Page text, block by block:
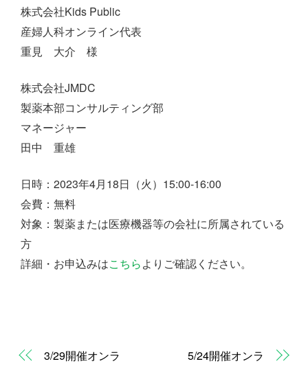
株式会社Kids Public
産婦人科オンライン代表
重見 大介 様
株式会社JMDC
製薬本部コンサルティング部
マネージャー
田中 重雄
日時：2023年4月18日（火）15:00-16:00
会費：無料
対象：製薬または医療機器等の会社に所属されている
方
詳細・お申込みはこちらよりご確認ください。
3/29開催オンラ
5/24開催オンラ